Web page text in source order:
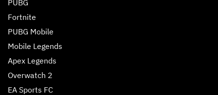
PUBG
Fortnite
PUBG Mobile
Mobile Legends
Apex Legends
Overwatch 2
EA Sports FC